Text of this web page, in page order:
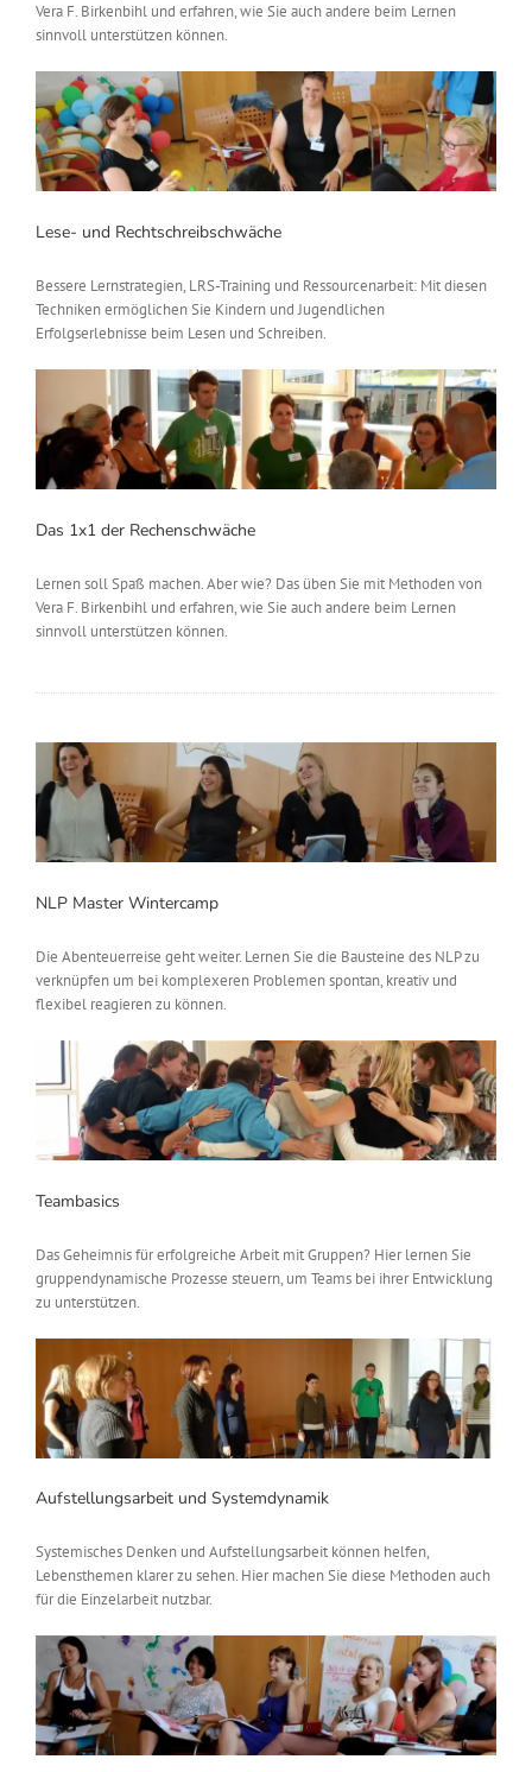
Vera F. Birkenbihl und erfahren, wie Sie auch andere beim Lernen
sinnvoll unterstützen können.
Lese- und Rechtschreibschwäche
Bessere Lernstrategien, LRS-Training und Ressourcenarbeit: Mit diesen
Techniken ermöglichen Sie Kindern und Jugendlichen
Erfolgserlebnisse beim Lesen und Schreiben.
Das 1x1 der Rechenschwäche
Lernen soll Spaß machen. Aber wie? Das üben Sie mit Methoden von
Vera F. Birkenbihl und erfahren, wie Sie auch andere beim Lernen
sinnvoll unterstützen können.
NLP Master Wintercamp
Die Abenteuerreise geht weiter. Lernen Sie die Bausteine des NLP zu
verknüpfen um bei komplexeren Problemen spontan, kreativ und
flexibel reagieren zu können.
Teambasics
Das Geheimnis für erfolgreiche Arbeit mit Gruppen? Hier lernen Sie
gruppendynamische Prozesse steuern, um Teams bei ihrer Entwicklung
zu unterstützen.
Aufstellungsarbeit und Systemdynamik
Systemisches Denken und Aufstellungsarbeit können helfen,
Lebensthemen klarer zu sehen. Hier machen Sie diese Methoden auch
für die Einzelarbeit nutzbar.